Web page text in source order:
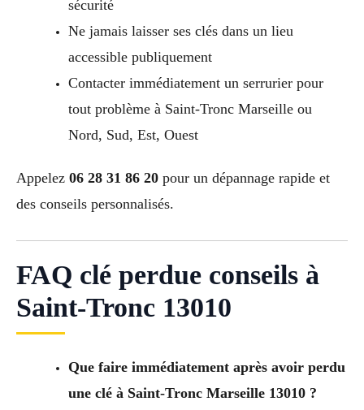
sécurité
Ne jamais laisser ses clés dans un lieu
accessible publiquement
Contacter immédiatement un serrurier pour
tout problème à Saint-Tronc Marseille ou
Nord, Sud, Est, Ouest
Appelez 06 28 31 86 20 pour un dépannage rapide et
des conseils personnalisés.
FAQ clé perdue conseils à
Saint-Tronc 13010
Que faire immédiatement après avoir perdu
une clé à Saint-Tronc Marseille 13010 ?